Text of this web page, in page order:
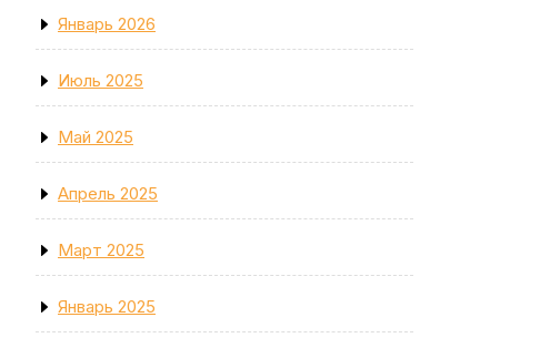
Январь 2026
Июль 2025
Май 2025
Апрель 2025
Март 2025
Январь 2025